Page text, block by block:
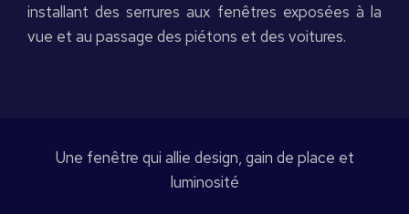
installant des serrures aux fenêtres exposées à la
vue et au passage des piétons et des voitures.
Une fenêtre qui allie design, gain de place et
luminosité